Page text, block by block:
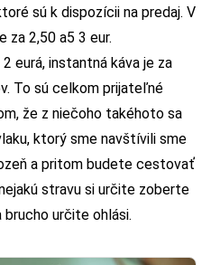
sú k dispozícii na predaj. V
za 2,50 a5 3 eur.
eurá, instantná káva je za
To sú celkom prijateľné
že z niečoho takéhoto sa
ktorý sme navštívili sme
a pritom budete cestovať
stravu si určite zoberte
brucho určite ohlási.